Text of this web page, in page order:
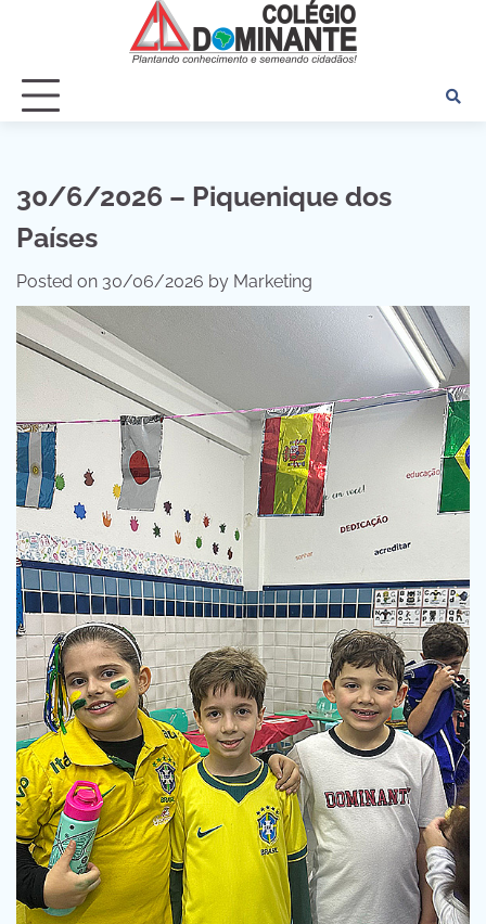
30/6/2026 – Piquenique dos
Países
Posted on 30/06/2026 by Marketing